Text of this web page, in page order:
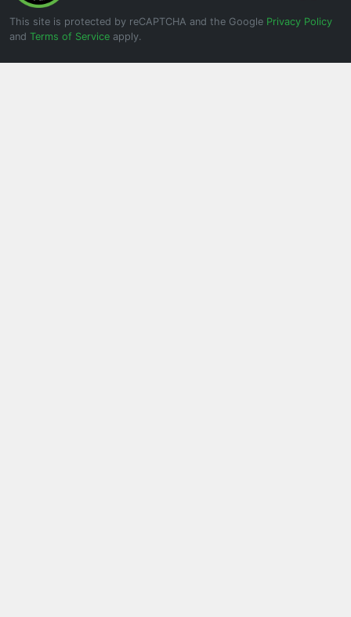
This site is protected by reCAPTCHA and the Google Privacy Policy
and Terms of Service apply.